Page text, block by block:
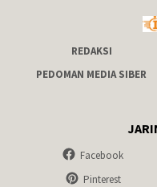
REDAKSI
PEDOMAN MEDIA SIBER
Facebook
Pinterest